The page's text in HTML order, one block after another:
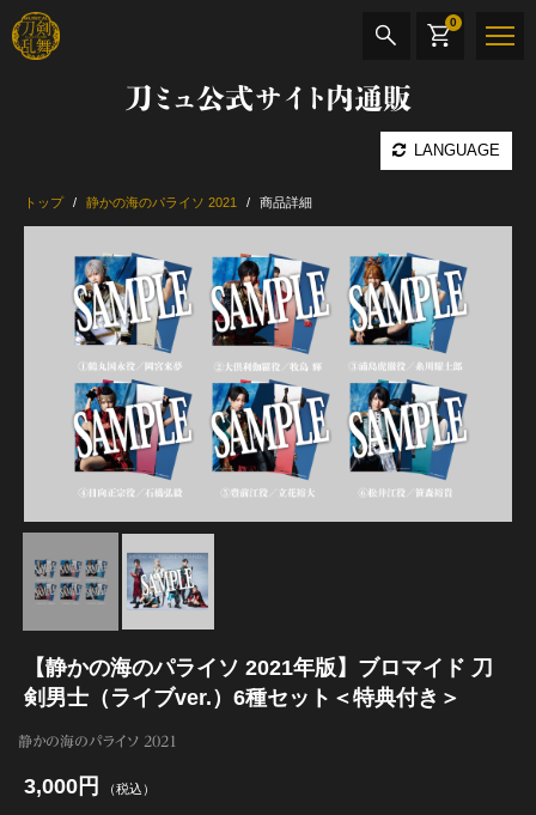
刀ミュ公式サイト内通販
LANGUAGE
0
CD・DVD BOOK その他
最新カテゴリー
加州清光 単騎出陣 極
髭切 単騎出陣 ～夢幻泡影～
江 おん すていじ かうんとだうんぱーてぃー
トップ 静かの海のパライソ 2021 商品詳細
【静かの海のパライソ 2021年版】ブロマイド 刀
剣男士（ライブver.）6種セット＜特典付き＞
静かの海のパライソ 2021
3,000円 （税込）